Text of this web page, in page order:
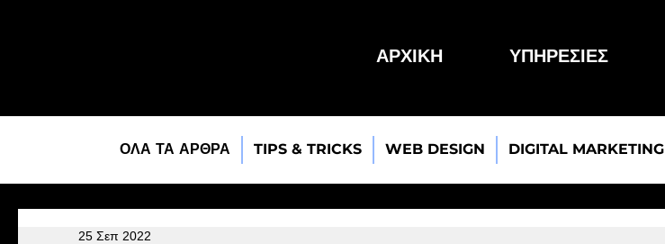
ΑΡΧΙΚΗ ΥΠΗΡΕΣΙΕΣ
ΟΛΑ ΤΑ ΑΡΘΡΑ TIPS & TRICKS WEB DESIGN DIGITAL MARKETING
25 Σεπ 2022